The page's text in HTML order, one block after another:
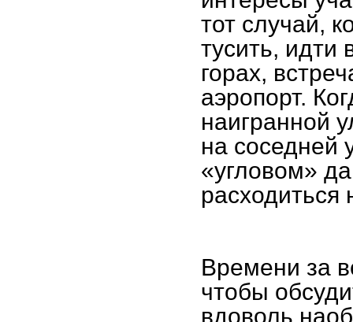
тот случай,
тусить, идти
горах,
аэропорт.
наигранной
на соседней
«угловом»
Времени за
чтобы
вдоволь